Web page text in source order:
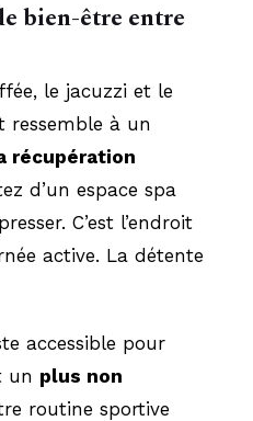
bien-être entre
le jacuzzi et le
ressemble à un
récupération
d’un espace spa
C’est l’endroit
active. La détente
accessible pour
un plus non
routine sportive